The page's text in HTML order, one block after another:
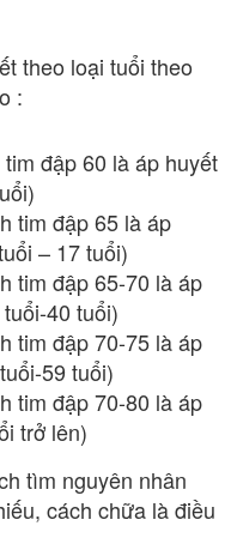
theo loại tuổi theo
:
đập 60 là áp huyết
tim đập 65 là áp
– 17 tuổi)
tim đập 65-70 là áp
40 tuổi)
tim đập 70-75 là áp
59 tuổi)
tim đập 70-80 là áp
trở lên)
tìm nguyên nhân
cách chữa là điều